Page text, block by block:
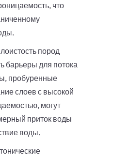
что
пород
барьеры для потока
пробуренные
слоев с высокой
могут
приток воды
воды.